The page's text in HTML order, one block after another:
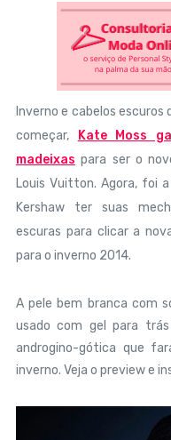
Inverno e cabelos
começar,
Kate Moss
madeixas para ser o
Louis Vuitton. Agora, foi
Kershaw ter suas
escuras para clicar a
para o inverno 2014.
A pele bem branca com
usado com gel para
androgino-gótica que
inverno. Veja o preview e